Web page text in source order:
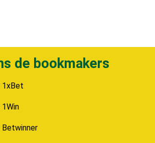
de bookmakers
1xBet
Betwinner